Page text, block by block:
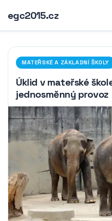
egc2015.cz
MATEŘSKÉ A ZÁKLADNÍ ŠKOLY
Úklid v mateřské
jednosměnný provoz